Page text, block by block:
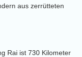
aus zerrütteten
Rai ist 730 Kilometer